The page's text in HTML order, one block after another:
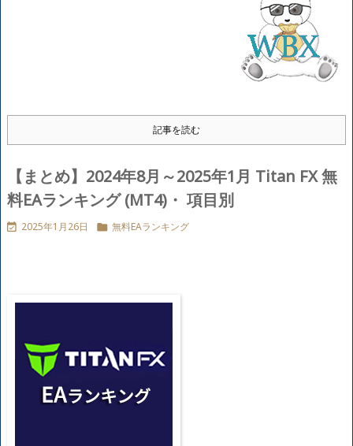
記事を読む
【まとめ】2024年8月～2025年1月 Titan FX 無
料EAランキング (MT4)・ 項目別
 2025年1月26日  無料EAランキング